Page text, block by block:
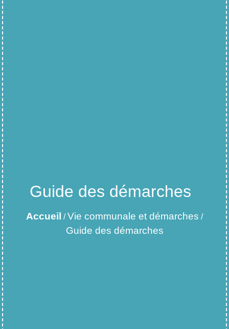
Guide des démarches
Accueil /Vie communale et démarches /
Guide des démarches